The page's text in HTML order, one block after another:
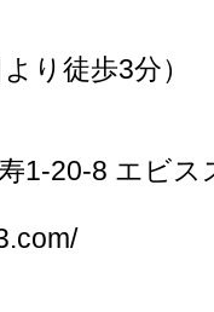
り徒歩3分）
1-20-8 エビ